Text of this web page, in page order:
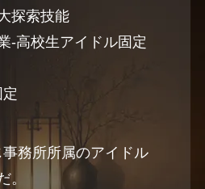
探索技能
高校生アイドル固定
務所所属のアイドル
。